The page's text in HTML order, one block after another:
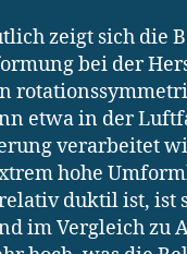
zeigt sich die
bei der
etwa in der
verarbeitet
hohe
duktil ist, ist
im Vergleich zu